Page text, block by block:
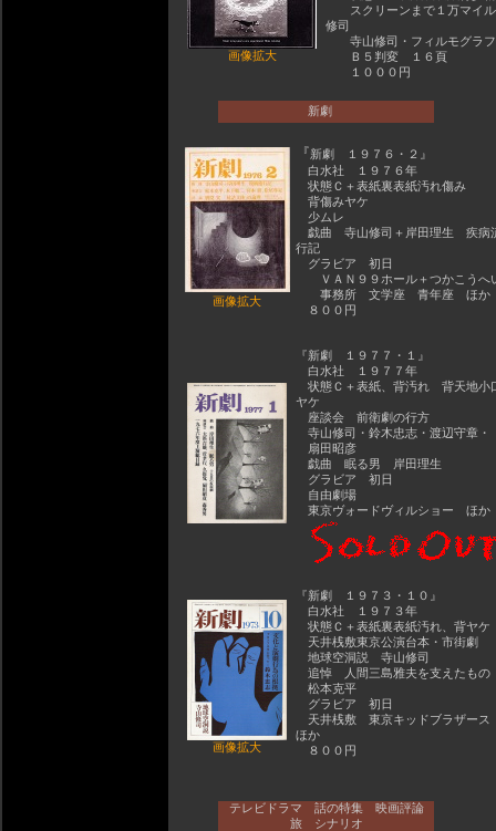
画像拡大
スクリーンまで１万マイ
修司
寺山修司・フィルモグラ
Ｂ５判変 １６頁
１０００円
新劇
画像拡大
『新劇 １９７６・２』
白水社 １９７６年
状態Ｃ＋表紙裏表紙汚れ傷み
背傷みヤケ
少ムレ
戯曲 寺山修司＋岸田理生 疾病
行記
グラビア 初日
ＶＡＮ９９ホール＋つかこうへ
事務所 文学座 青年座 ほか
８００円
『新劇 １９７７・１』
白水社 １９７７年
状態Ｃ＋表紙、背汚れ 背天地小
ヤケ
座談会 前衛劇の行方
寺山修司・鈴木忠志・渡辺守章・
扇田昭彦
戯曲 眠る男 岸田理生
グラビア 初日
自由劇場
東京ヴォードヴィルショー ほか
画像拡大
『新劇 １９７３・１０』
白水社 １９７３年
状態Ｃ＋表紙裏表紙汚れ、背ヤケ
天井桟敷東京公演台本・市街劇
地球空洞説 寺山修司
追悼 人間三島雅夫を支えたもの
松本克平
グラビア 初日
天井桟敷 東京キッドブラザー
ほか
８００円
テレビドラマ 話の特集 映画評論
旅 シナリオ